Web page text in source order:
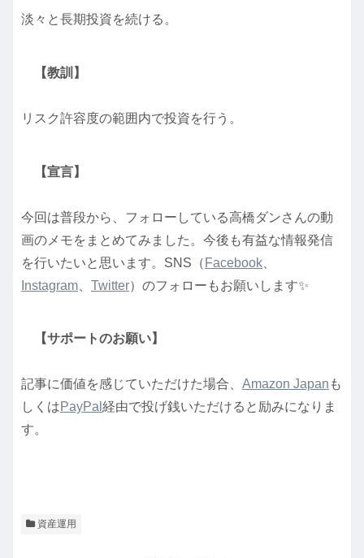
淡々と長期投資を続ける。
【教訓】
リスク許容度の範囲内で投資を行う。
【宣言】
今回は普段から、フォローしている高橋ダンさんの動
画のメモをまとめてみました。今後も有益な情報発信
を行いたいと思います。SNS（ Facebook
Instagram
Twitter）のフォローもお願いします✨
【サポートのお願い】
記事に価値を感じていただけた場合、 Amazon Japan も
しくはPayPal 経由で投げ銭いただけると励みになりま
す。
資産運用